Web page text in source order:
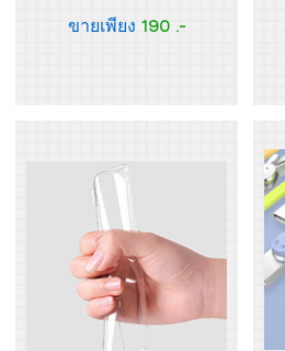
ขายเพียง 190 .-